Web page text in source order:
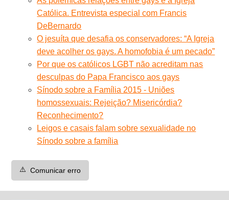
Católica. Entrevista especial com Francis
DeBernardo
O jesuíta que desafia os conservadores: “A Igreja
deve acolher os gays. A homofobia é um pecado”
Por que os católicos LGBT não acreditam nas
desculpas do Papa Francisco aos gays
Sínodo sobre a Família 2015 - Uniões
homossexuais: Rejeição? Misericórdia?
Reconhecimento?
Leigos e casais falam sobre sexualidade no
Sínodo sobre a família
⚠️ Comunicar erro